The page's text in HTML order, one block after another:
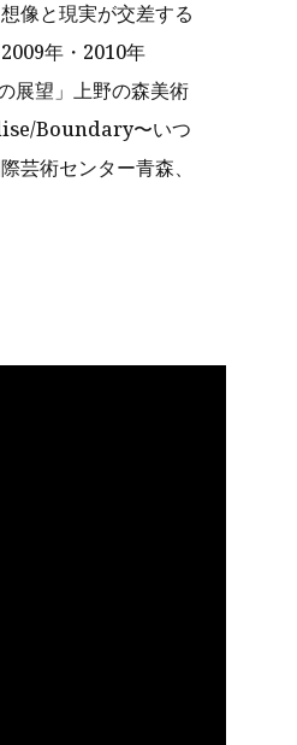
像と現実が交差する
年・2010年
展望」上野の森美術
Boundary〜いつ
芸術センター青森、